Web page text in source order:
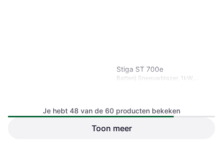
Stiga ST 700e
Batterij Sneeuwblazer, 1kW,
Je hebt 48 van de 60 producten bekeken
Toon meer